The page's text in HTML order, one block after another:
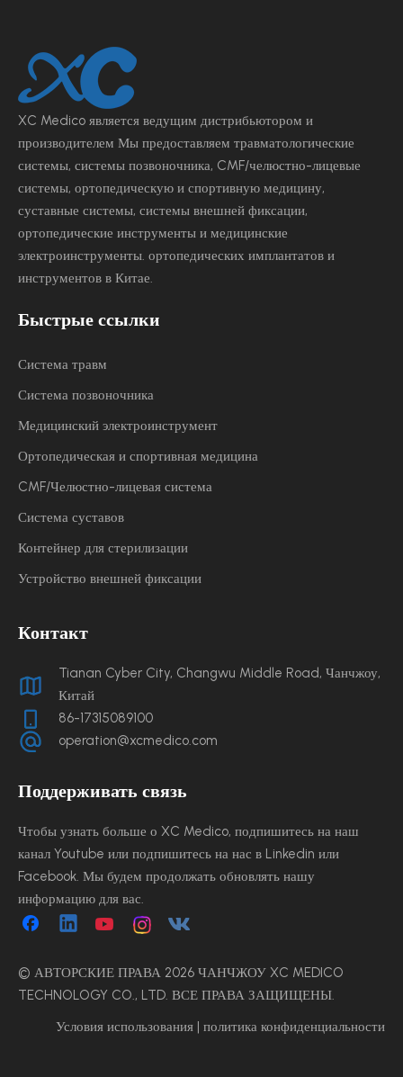
XC Medico является ведущим дистрибьютором и
производителем Мы предоставляем травматологические
системы, системы позвоночника, CMF/челюстно-лицевые
системы, ортопедическую и спортивную медицину,
суставные системы, системы внешней фиксации,
ортопедические инструменты и медицинские
электроинструменты. ортопедических имплантатов и
инструментов в Китае.
Быстрые ссылки
Система травм
Система позвоночника
Медицинский электроинструмент
Ортопедическая и спортивная медицина
CMF/Челюстно-лицевая система
Система суставов
Контейнер для стерилизации
Устройство внешней фиксации
Контакт
Tianan Cyber ​​City, Changwu Middle Road, Чанчжоу,
Китай
86-17315089100
operation@xcmedico.com
Поддерживать связь
Чтобы узнать больше о XC Medico, подпишитесь на наш
канал Youtube или подпишитесь на нас в Linkedin или
Facebook. Мы будем продолжать обновлять нашу
информацию для вас.
© АВТОРСКИЕ ПРАВА 2026 ЧАНЧЖОУ XC MEDICO
TECHNOLOGY CO., LTD. ВСЕ ПРАВА ЗАЩИЩЕНЫ.
Условия использования | политика конфиденциальности